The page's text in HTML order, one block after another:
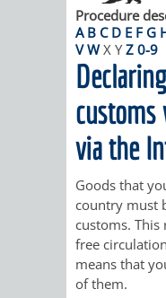
KINDER
UND
JUGENDLICHE
Procedure
A B C D E F G
V W X Y Z 0-9
via the
Goods that
country must
customs. This
free
means that
of them.